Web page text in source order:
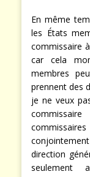
En même
les États
commissaire
car cela
membres
prennent des
je ne veux
direction
seulement